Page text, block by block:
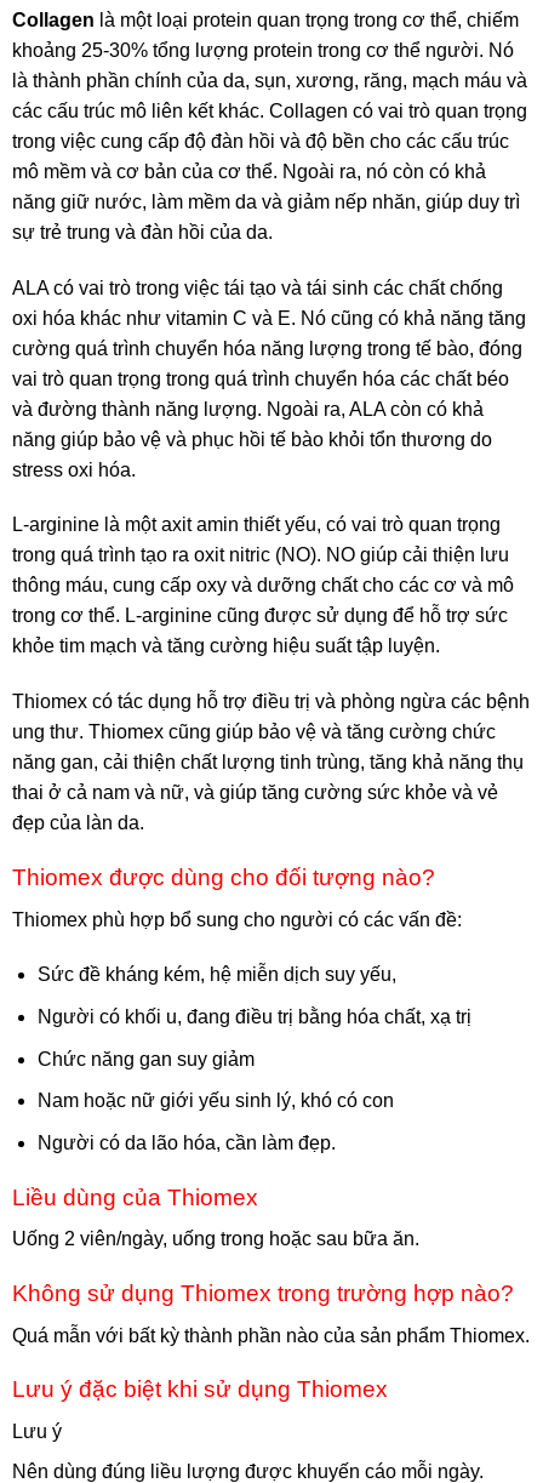
Collagen là một loại protein quan trọng trong cơ thể, chiếm
khoảng 25-30% tổng lượng protein trong cơ thể người. Nó
là thành phần chính của da, sụn, xương, răng, mạch máu và
các cấu trúc mô liên kết khác. Collagen có vai trò quan trọng
trong việc cung cấp độ đàn hồi và độ bền cho các cấu trúc
mô mềm và cơ bản của cơ thể. Ngoài ra, nó còn có khả
năng giữ nước, làm mềm da và giảm nếp nhăn, giúp duy trì
sự trẻ trung và đàn hồi của da.
ALA có vai trò trong việc tái tạo và tái sinh các chất chống
oxi hóa khác như vitamin C và E. Nó cũng có khả năng tăng
cường quá trình chuyển hóa năng lượng trong tế bào, đóng
vai trò quan trọng trong quá trình chuyển hóa các chất béo
và đường thành năng lượng. Ngoài ra, ALA còn có khả
năng giúp bảo vệ và phục hồi tế bào khỏi tổn thương do
stress oxi hóa.
L-arginine là một axit amin thiết yếu, có vai trò quan trọng
trong quá trình tạo ra oxit nitric (NO). NO giúp cải thiện lưu
thông máu, cung cấp oxy và dưỡng chất cho các cơ và mô
trong cơ thể. L-arginine cũng được sử dụng để hỗ trợ sức
khỏe tim mạch và tăng cường hiệu suất tập luyện.
Thiomex có tác dụng hỗ trợ điều trị và phòng ngừa các bệnh
ung thư. Thiomex cũng giúp bảo vệ và tăng cường chức
năng gan, cải thiện chất lượng tinh trùng, tăng khả năng thụ
thai ở cả nam và nữ, và giúp tăng cường sức khỏe và vẻ
đẹp của làn da.
Thiomex được dùng cho đối tượng nào?
Thiomex phù hợp bổ sung cho người có các vấn đề:
Sức đề kháng kém, hệ miễn dịch suy yếu,
Người có khối u, đang điều trị bằng hóa chất, xạ trị
Chức năng gan suy giảm
Nam hoặc nữ giới yếu sinh lý, khó có con
Người có da lão hóa, cần làm đẹp.
Liều dùng của Thiomex
Uống 2 viên/ngày, uống trong hoặc sau bữa ăn.
Không sử dụng Thiomex trong trường hợp nào?
Quá mẫn với bất kỳ thành phần nào của sản phẩm Thiomex.
Lưu ý đặc biệt khi sử dụng Thiomex
Lưu ý
Nên dùng đúng liều lượng được khuyến cáo mỗi ngày.